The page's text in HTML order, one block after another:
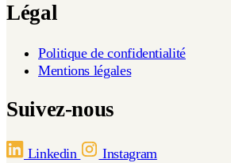
Légal
Politique de confidentialité
Mentions légales
Suivez-nous
Linkedin Instagram